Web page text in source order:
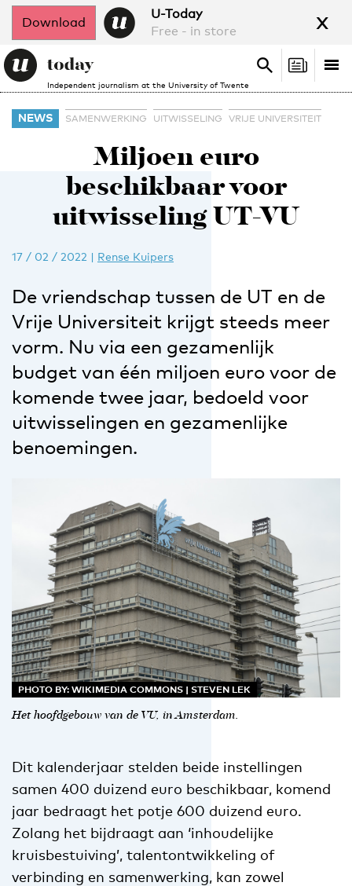
Download
U-Today
Free - in store
x
Independent journalism at the University of Twente
Search
Search
NEWS SAMENWERKING UITWISSELING VRIJE UNIVERSITEIT
Miljoen euro
beschikbaar voor
uitwisseling UT-VU
17 / 02 / 2022 | Rense Kuipers
De vriendschap tussen de UT en de
Vrije Universiteit krijgt steeds meer
vorm. Nu via een gezamenlijk
budget van één miljoen euro voor de
komende twee jaar, bedoeld voor
uitwisselingen en gezamenlijke
benoemingen.
PHOTO BY: WIKIMEDIA COMMONS | STEVEN LEK
Het hoofdgebouw van de VU, in Amsterdam.
Dit kalenderjaar stelden beide instellingen
samen 400 duizend euro beschikbaar, komend
jaar bedraagt het potje 600 duizend euro.
Zolang het bijdraagt aan ‘inhoudelijke
kruisbestuiving’, talentontwikkeling of
verbinding en samenwerking, kan zowel